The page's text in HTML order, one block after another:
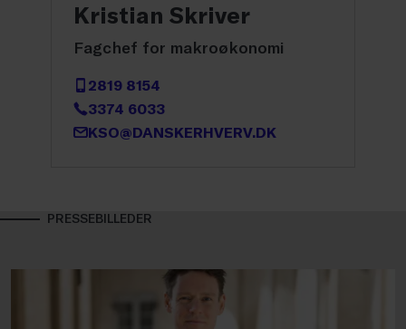
Kristian Skriver
Fagchef for makroøkonomi
2819 8154
3374 6033
KSO@DANSKERHVERV.DK
PRESSEBILLEDER